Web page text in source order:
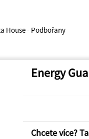
Energy
Chcete více?